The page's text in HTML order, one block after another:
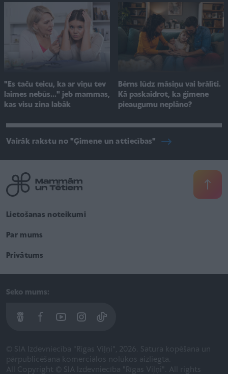
"Es taču teicu, ka ar viņu tev
laimes nebūs..." jeb mammas,
kas visu zina labāk
Bērns lūdz māsiņu vai brālīti.
Kā paskaidrot, ka ģimene
pieaugumu neplāno?
Vairāk rakstu no "Ģimene un attiecības"
Lietošanas noteikumi
Par mums
Privātums
Seko mums:
© SIA Izdevniecība "Rīgas Viļņi", 2026. Satura kopēšana un
pārpublicēšana komerciālos nolūkos aizliegta.
All Copyright © SIA Izdevniecība "Rīgas Viļņi". All rights